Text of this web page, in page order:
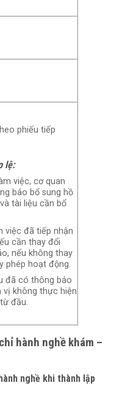
phiếu tiếp
lệ:
việc, cơ quan
báo bổ sung hồ
tài liệu cần bổ
việc đã tiếp nhận
cần thay đổi
nếu không thay
phép hoạt động.
đã có thông báo
vị không thực hiện
đầu.
hành nghề khám –
nghề khi thành lập